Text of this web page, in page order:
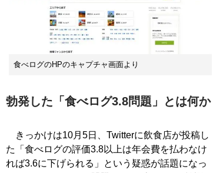
食べログのHPのキャプチャ画面より
勃発した「食べログ3.8問題」とは何か
きっかけは10月5日、Twitterに飲食店が投稿し
た「食べログの評価3.8以上は年会費を払わなけ
れば3.6に下げられる」という疑惑が話題になっ